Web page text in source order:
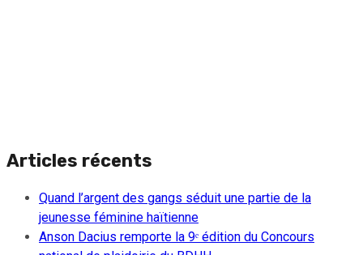
Articles récents
Quand l’argent des gangs séduit une partie de la
jeunesse féminine haïtienne
Anson Dacius remporte la 9ᵉ édition du Concours